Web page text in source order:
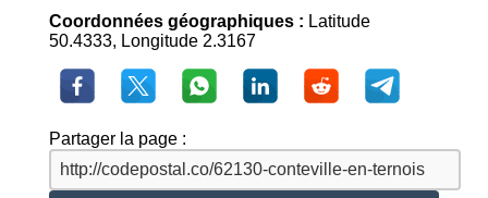
Coordonnées géographiques : Latitude
50.4333, Longitude 2.3167
Partager la page :